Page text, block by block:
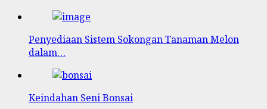
Penyediaan Sistem Sokongan Tanaman Melon
dalam…
Keindahan Seni Bonsai